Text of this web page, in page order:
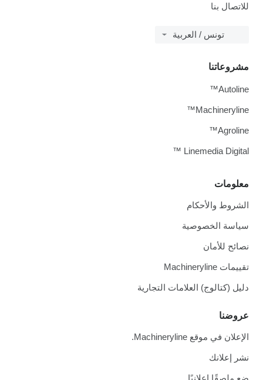
للاتصال بنا
تونس / العربية
معلومات
الشروط والأحكام
سياسة الخصوصية
نصائح للأمان
تقييمات Machineryline
دليل (كتالوج) العلامات التجارية
عروضنا
الإعلان في موقع Machineryline.
نشر إعلانك
مشروعاتنا
Autoline™
Machineryline™
Agroline™
Linemedia Digital ™